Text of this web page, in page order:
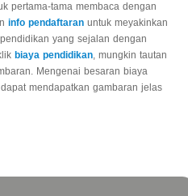
pertama-tama membaca dengan
info pendaftaran untuk meyakinkan
yang sejalan dengan
biaya pendidikan, mungkin tautan
Mengenai besaran biaya
mendapatkan gambaran jelas